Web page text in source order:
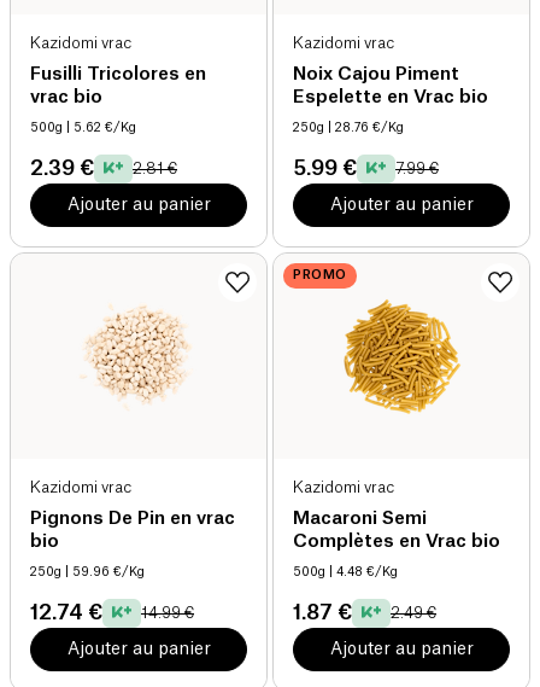
Kazidomi vrac
Fusilli Tricolores en
vrac bio
500g | 5.62 €/Kg
2.39 € 2.81 €
Ajouter au panier
Kazidomi vrac
Noix Cajou Piment
Espelette en Vrac bio
250g | 28.76 €/Kg
5.99 € 7.99 €
Ajouter au panier
Kazidomi vrac
Pignons De Pin en vrac
bio
250g | 59.96 €/Kg
12.74 € 14.99 €
Ajouter au panier
PROMO
Kazidomi vrac
Macaroni Semi
Complètes en Vrac bio
500g | 4.48 €/Kg
1.87 € 2.49 €
Ajouter au panier